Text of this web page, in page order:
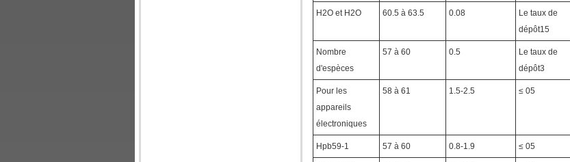
H2O et H2O 60.5 à 63.5 0.08
Le taux de
dépôt15
Nombre
d'espèces
57 à 60 0.5
Le taux de
dépôt3
Pour les
appareils
électroniques
58 à 61 1.5-2.5 ≤ 05
Hpb59-1 57 à 60 0.8-1.9 ≤ 05